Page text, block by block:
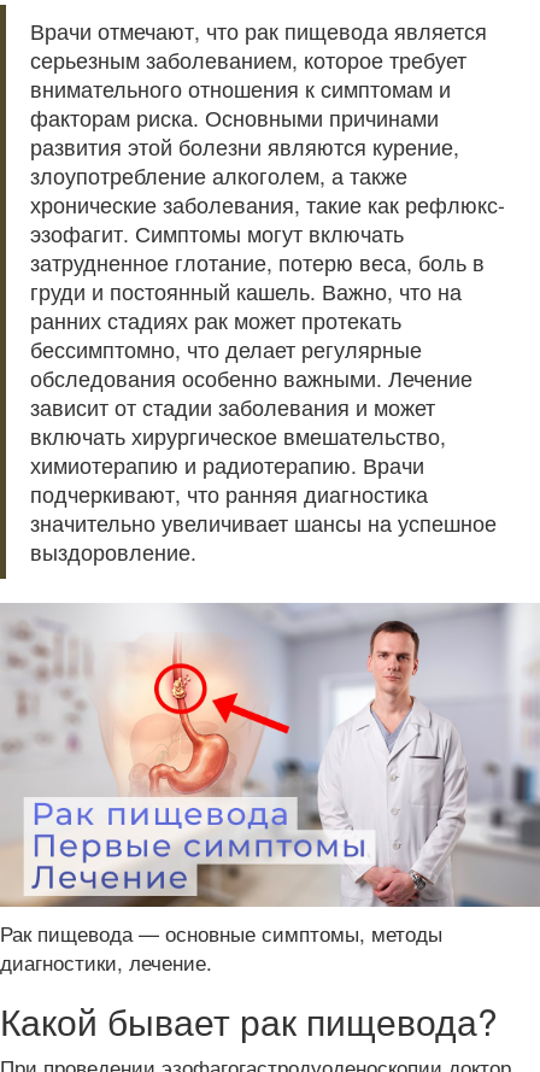
Врачи отмечают, что рак пищевода является
серьезным заболеванием, которое требует
внимательного отношения к симптомам и
факторам риска. Основными причинами
развития этой болезни являются курение,
злоупотребление алкоголем, а также
хронические заболевания, такие как рефлюкс-
эзофагит. Симптомы могут включать
затрудненное глотание, потерю веса, боль в
груди и постоянный кашель. Важно, что на
ранних стадиях рак может протекать
бессимптомно, что делает регулярные
обследования особенно важными. Лечение
зависит от стадии заболевания и может
включать хирургическое вмешательство,
химиотерапию и радиотерапию. Врачи
подчеркивают, что ранняя диагностика
значительно увеличивает шансы на успешное
выздоровление.
Рак пищевода — основные симптомы, методы
диагностики, лечение.
Какой бывает рак пищевода?